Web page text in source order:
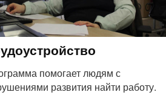
помогает людям с
развития найти работу.